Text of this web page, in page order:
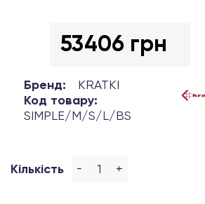
53406 грн
Бренд:
KRATKI
Код товару:
SIMPLE/M/S/L/BS
Кількість - +